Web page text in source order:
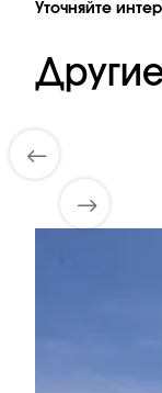
Уточняйте